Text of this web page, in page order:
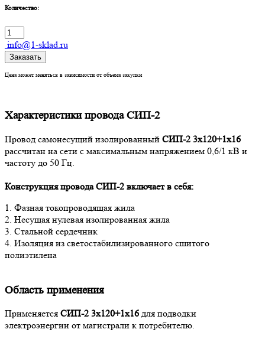
Количество:
info@1-sklad.ru
Заказать
Цена может меняться в зависимости от объема закупки
Характеристики провода СИП-2
Провод самонесущий изолированный СИП-2 3х120+1х16
рассчитан на сети с максимальным напряжением 0,6/1 кВ и
частоту до 50 Гц.
Конструкция провода СИП-2 включает в себя:
1. Фазная токопроводящая жила
2. Несущая нулевая изолированная жила
3. Стальной сердечник
4. Изоляция из светостабилизированного сшитого
полиэтилена
Область применения
Применяется СИП-2 3х120+1х16 для подводки
электроэнергии от магистрали к потребителю.